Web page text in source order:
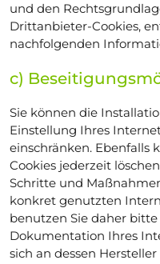
und den
Drittanbieter-Cookies,
nachfolgenden
c)
Sie können die
Einstellung Ihres
einschränken. Ebenfalls
Cookies jederzeit
Schritte und
konkret genutzten
benutzen Sie daher
Dokumentation Ihres
sich an dessen